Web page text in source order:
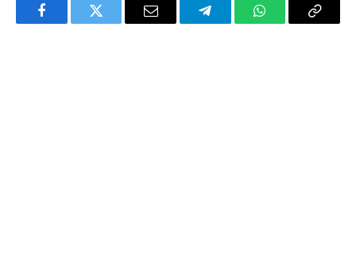
FacebookTwitter Email TelegramWhatsAppCopy